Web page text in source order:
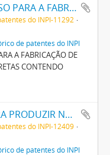
UM NOVO PROCESSO PARA A FABRICAÇÃO DE MATERIAS CORANTES PRETAS CONTENDO ENXOFRE
do INPI-11292
de patentes do INPI
A FABRICAÇÃO DE
CONTENDO
UM PROCESSO PARA PRODUZIR NOVAS UREIAS OU THIOUREIAS DA SERIE NAPHTALENE, E MATERIAS CORANTES POR MEIO DESTAS UREIAS E THIOUREIAS
do INPI-12409
de patentes do INPI